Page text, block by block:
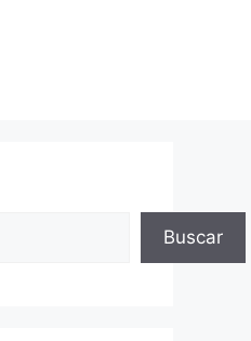
Buscar